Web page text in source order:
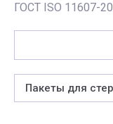
ГОСТ ISO 11607-
Пакеты для